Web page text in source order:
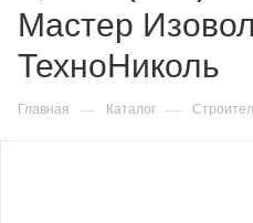
Мастер Изовол
ТехноНиколь
Главная — Каталог —